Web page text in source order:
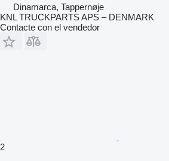
Dinamarca, Tappernøje
KNL TRUCKPARTS APS – DENMARK
Contacte con el vendedor
2